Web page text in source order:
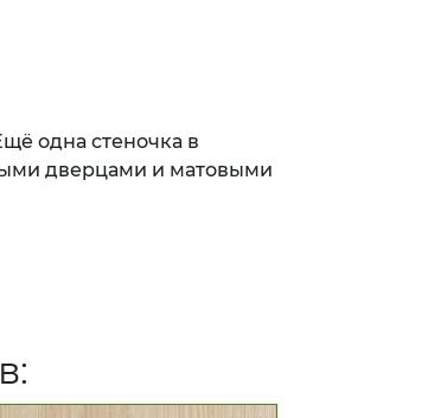
одна стеночка в
дверцами и матовыми